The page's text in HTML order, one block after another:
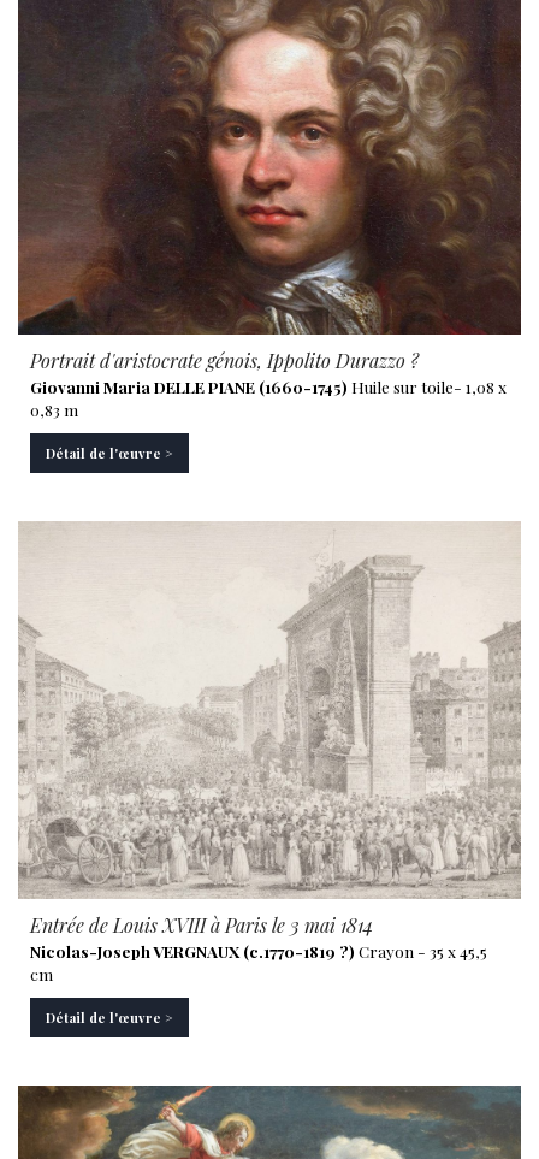
Portrait d'aristocrate génois, Ippolito Durazzo ?
Giovanni Maria DELLE PIANE (1660-1745) Huile sur toile- 1,08 x
0,83 m
Détail de l'œuvre >
Entrée de Louis XVIII à Paris le 3 mai 1814
Nicolas-Joseph VERGNAUX (c.1770-1819 ?) Crayon - 35 x 45,5
cm
Détail de l'œuvre >